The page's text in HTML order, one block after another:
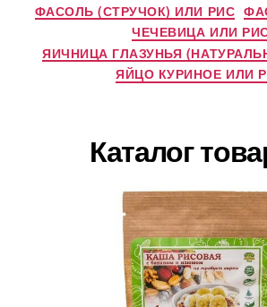
ФАСОЛЬ (СТРУЧОК) ИЛИ РИС
ЧЕЧЕВИЦА ИЛИ
ЯИЧНИЦА ГЛАЗУНЬЯ
ЯЙЦО КУРИНОЕ ИЛИ
Каталог